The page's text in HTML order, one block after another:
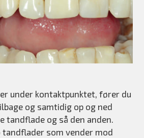
under kontaktpunktet, fører du
og samtidig op og ned
tandflade og så den anden.
tandflader som vender mod